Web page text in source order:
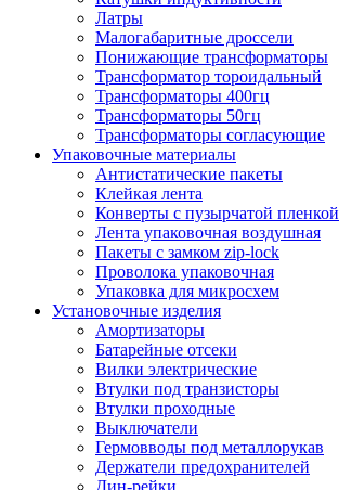
Латры
Малогабаритные дроссели
Понижающие трансформаторы
Трансформатор тороидальный
Трансформаторы 400гц
Трансформаторы 50гц
Трансформаторы согласующие
Упаковочные материалы
Антистатические пакеты
Клейкая лента
Конверты с пузырчатой пленкой
Лента упаковочная воздушная
Пакеты с замком zip-lock
Проволока упаковочная
Упаковка для микросхем
Установочные изделия
Амортизаторы
Батарейные отсеки
Вилки электрические
Втулки под транзисторы
Втулки проходные
Выключатели
Гермовводы под металлорукав
Держатели предохранителей
Дин-рейки